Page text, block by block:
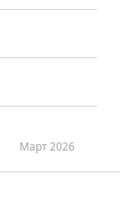
Март 2026